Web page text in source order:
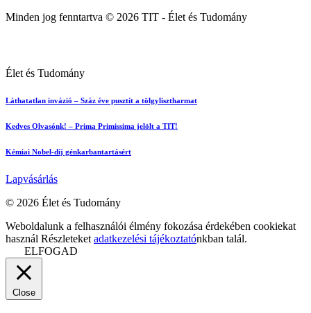
Minden jog fenntartva © 2026 TIT - Élet és Tudomány
Élet és Tudomány
Láthatatlan invázió – Száz éve pusztít a tölgylisztharmat
Kedves Olvasónk! – Prima Primissima jelölt a TIT!
Kémiai Nobel-díj génkarbantartásért
Lapvásárlás
© 2026 Élet és Tudomány
facebook-
1
youtube-
1
email
Weboldalunk a felhasználói élmény fokozása érdekében cookiekat
használ Részleteket adatkezelési tájékoztatónkban talál.
ELFOGAD
Close